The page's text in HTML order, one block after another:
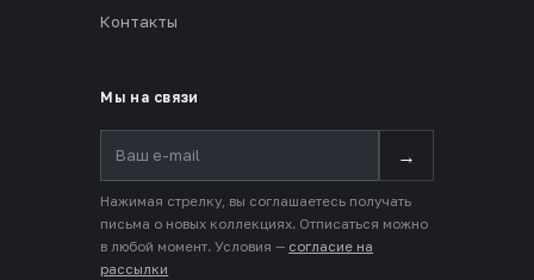
Контакты
Мы на связи
→
Нажимая стрелку, вы соглашаетесь получать
письма о новых коллекциях. Отписаться можно
в любой момент. Условия — согласие на
рассылки